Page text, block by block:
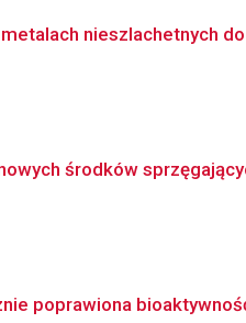
nieszlachetnych
środków
poprawiona